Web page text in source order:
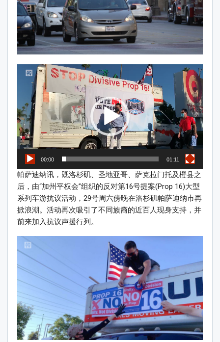
Video
Player
00:00 01:11
帕萨迪纳讯，既洛杉矶、圣地亚哥、萨克拉门托及橙县之
后，由“加州平权会”组织的反对第16号提案(Prop 16)大型
系列车游抗议活动，29号周六傍晚在洛杉矶帕萨迪纳市再
掀浪潮。活动再次吸引了不同族裔的近百人现身支持，并
前来加入抗议声援行列。